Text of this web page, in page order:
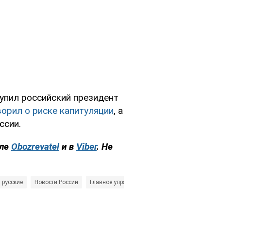
российский президент
о риске капитуляции, а
Obozrevatel и в Viber. Не
русские Новости России Главное управление разведки